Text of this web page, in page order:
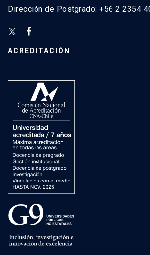
Dirección de Postgrado: +56 2 2354
ACREDITACIÓN